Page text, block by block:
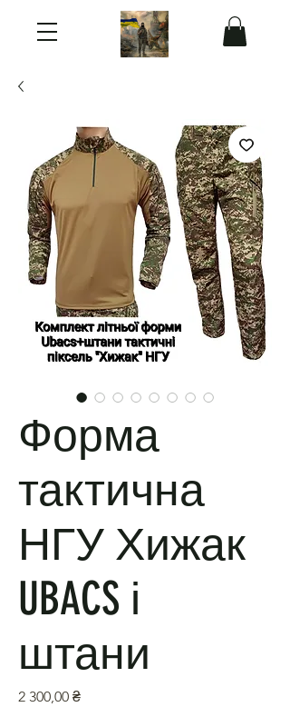
Форма
тактична
НГУ Хижак
UBACS і
штани
2 300,00 ₴Ціна